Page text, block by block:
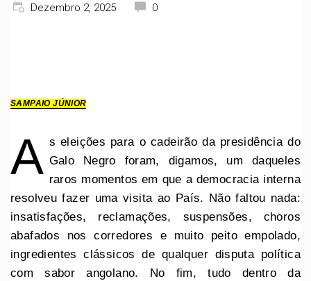
Dezembro 2, 2025 0
SAMPAIO JÚNIOR
A s eleições para o cadeirão da presidência do
Galo Negro foram, digamos, um daqueles
raros momentos em que a democracia interna
resolveu fazer uma visita ao País. Não faltou nada:
insatisfações, reclamações, suspensões, choros
abafados nos corredores e muito peito empolado,
ingredientes clássicos de qualquer disputa política
com sabor angolano. No fim, tudo dentro da